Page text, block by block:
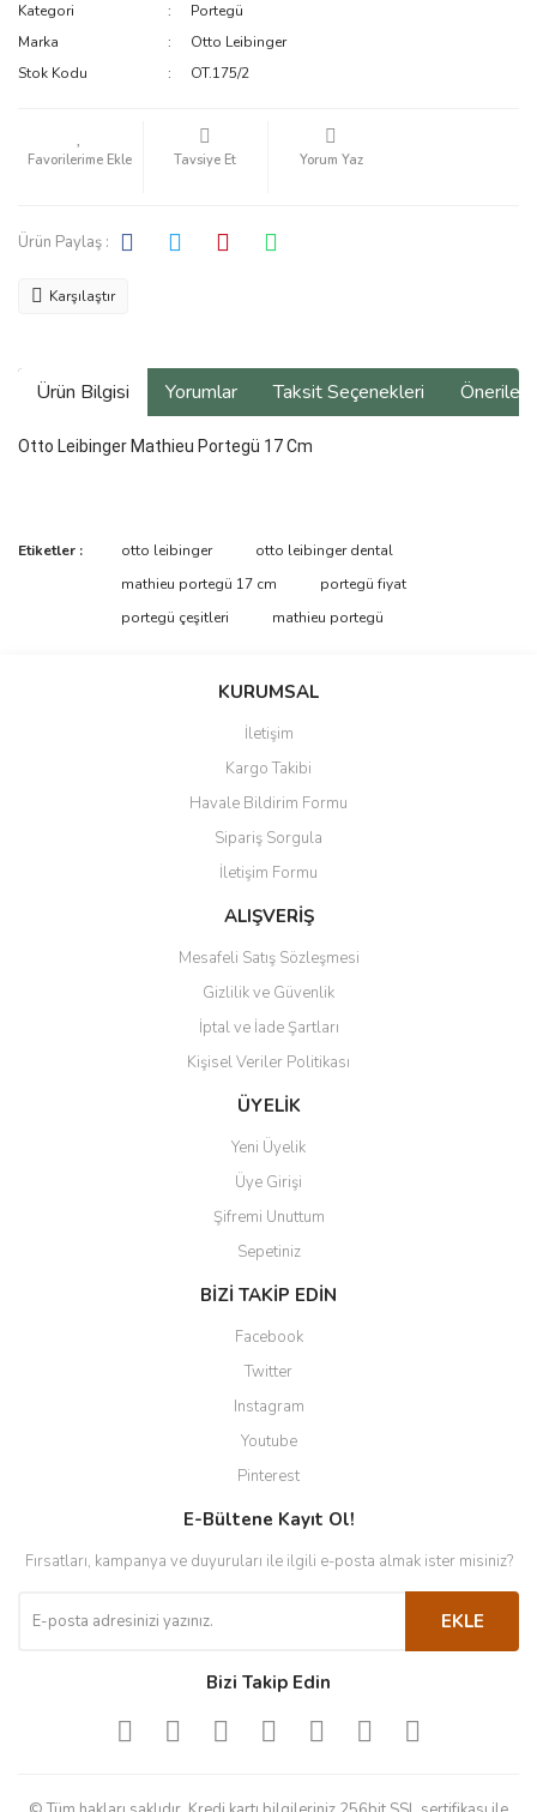
Kategori
Portegü
Marka
Otto Leibinger
Stok Kodu
OT.175/2
Tavsiye Et Yorum Yaz
Ürün Paylaş :
Karşılaştır
Ürün Bilgisi Yorumlar Taksit Seçenekleri
Otto Leibinger Mathieu Portegü 17 Cm
Bu ürüne ilk yorumu siz yapın!
Bu ürünün fiyat bilgisi, resim, ürün açıklamalarında ve diğer
tarafımıza iletebilirsiniz.
Görüş ve önerileriniz için teşekkür ederiz.
Ürün bilgilerinde hatalar bulunuyor.
Ürün fiyatı diğer sitelerden daha pahalı.
Bu ürüne benzer farklı alternatifler olmalı.
Gönder
Etiketler : otto leibinger
otto leibinger dental
mathieu portegü 17 cm
portegü fiyat
portegü çeşitleri
mathieu portegü
KURUMSAL
İletişim
Kargo Takibi
Havale Bildirim Formu
Sipariş Sorgula
İletişim Formu
ALIŞVERİŞ
Mesafeli Satış Sözleşmesi
Gizlilik ve Güvenlik
İptal ve İade Şartları
Kişisel Veriler Politikası
ÜYELİK
Yeni Üyelik
Üye Girişi
Şifremi Unuttum
Sepetiniz
BİZİ TAKİP EDİN
Facebook
Twitter
Instagram
Youtube
Pinterest
E-Bültene Kayıt Ol!
Fırsatları, kampanya ve duyuruları ile ilgili e-posta almak ister misiniz?
EKLE
Bizi Takip Edin